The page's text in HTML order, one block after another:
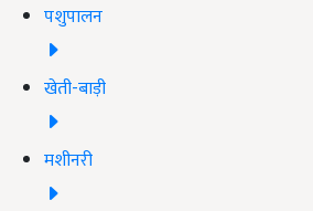
पशुपालन
खेती-बाड़ी
मशीनरी